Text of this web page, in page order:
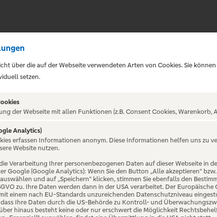
NICHT
über die auf der Webseite verwendeten Arten von Cookies. Sie
setzen.
der Webseite mit allen Funktionen (z.B. Consent Cookies, Warenkorb,
Analytics)
erfassen Informationen anonym. Diese Informationen helfen uns zu
Website nutzen.
Verarbeitung Ihrer personenbezogenen Daten auf dieser Webseite in
Google (Google Analytics): Wenn Sie den Button „Alle akzeptieren“
und auf „Speichern“ klicken, stimmen Sie ebenfalls den
zu. Ihre Daten werden dann in der USA verarbeitet. Der
einem nach EU-Standards unzureichenden Datenschutzniveau
Ihre Daten durch die US-Behörde zu Kontroll- und
hinaus besteht keine oder nur erschwert die Möglichkeit